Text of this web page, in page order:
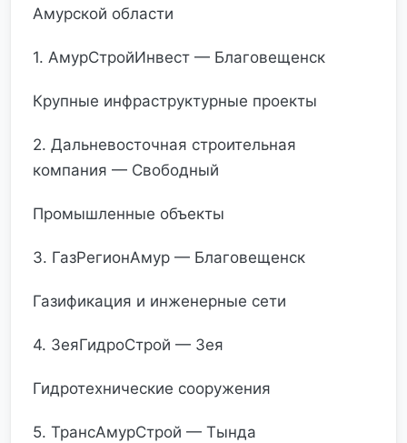
Амурской области
1. АмурСтройИнвест — Благовещенск
Крупные инфраструктурные проекты
2. Дальневосточная строительная
компания — Свободный
Промышленные объекты
3. ГазРегионАмур — Благовещенск
Газификация и инженерные сети
4. ЗеяГидроСтрой — Зея
Гидротехнические сооружения
5. ТрансАмурСтрой — Тында